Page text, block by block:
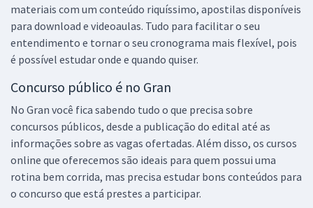
materiais com um conteúdo riquíssimo, apostilas disponíveis
para download e videoaulas. Tudo para facilitar o seu
entendimento e tornar o seu cronograma mais flexível, pois
é possível estudar onde e quando quiser.
Concurso público é no Gran
No Gran você fica sabendo tudo o que precisa sobre
concursos públicos, desde a publicação do edital até as
informações sobre as vagas ofertadas. Além disso, os cursos
online que oferecemos são ideais para quem possui uma
rotina bem corrida, mas precisa estudar bons conteúdos para
o concurso que está prestes a participar.